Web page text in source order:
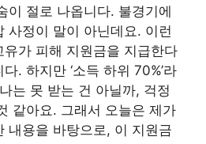
이 절로 나옵니다. 불경기에
사정이 말이 아닌데요. 이런
가 피해 지원금을 지급한다
. 하지만 ‘소득 하위 70%’라
는 못 받는 건 아닐까, 걱정
같아요. 그래서 오늘은 제가
내용을 바탕으로, 이 지원금